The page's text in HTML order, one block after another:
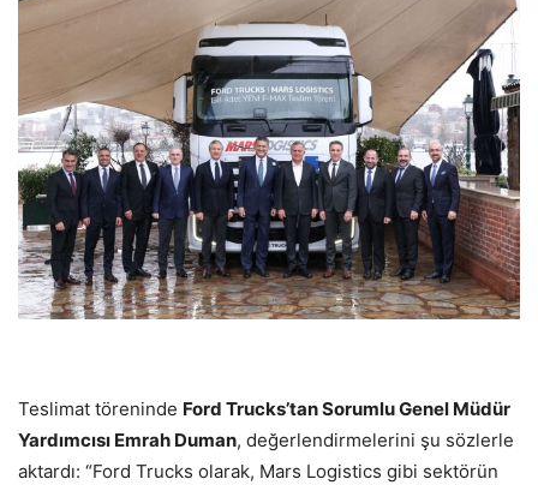
Teslimat töreninde Ford Trucks’tan Sorumlu Genel Müdür
Yardımcısı Emrah Duman, değerlendirmelerini şu sözlerle
aktardı: “Ford Trucks olarak, Mars Logistics gibi sektörün